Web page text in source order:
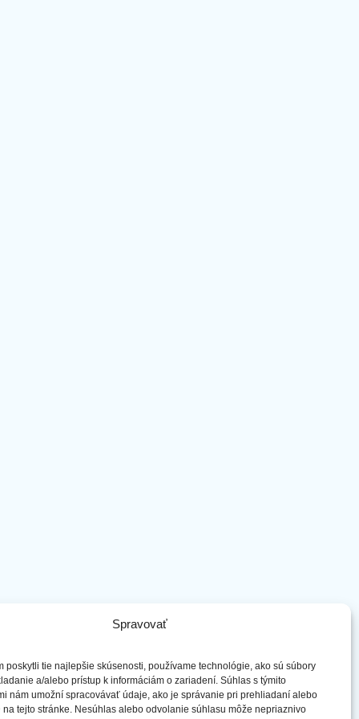
Spravovať
poskytli tie najlepšie skúsenosti, používame technológie, ako sú súbory
a/alebo prístup k informáciám o zariadení. Súhlas s týmito
nám umožní spracovávať údaje, ako je správanie pri prehliadaní alebo
na tejto stránke. Nesúhlas alebo odvolanie súhlasu môže nepriaznivo